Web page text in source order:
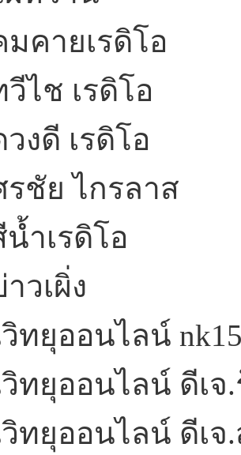
มคายเรดิโอ
วีไช เรดิโอ
วงดี เรดิโอ
รชัย ไกรลาส
น้ำเรดิโอ
วเผิ่ง
ทยุออนไลน์
ทยุออนไลน์ ดีเจ
ทยุออนไลน์ ดีเ